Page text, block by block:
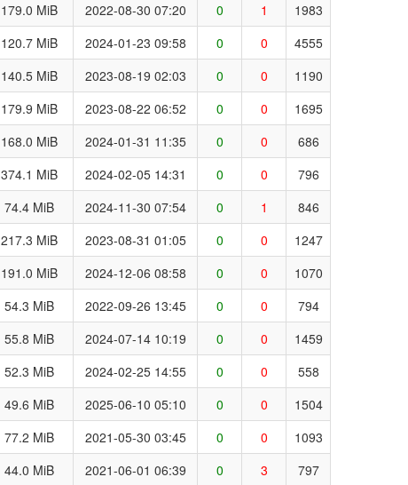
179.0 MiB 2022-08-30 07:20 0 1
1983
120.7 MiB 2024-01-23 09:58 0 0
4555
140.5 MiB 2023-08-19 02:03 0 0
1190
179.9 MiB 2023-08-22 06:52 0 0
1695
168.0 MiB 2024-01-31 11:35 0 0
686
374.1 MiB 2024-02-05 14:31 0 0
796
74.4 MiB 2024-11-30 07:54 0 1
846
217.3 MiB 2023-08-31 01:05 0 0
1247
191.0 MiB 2024-12-06 08:58 0 0
1070
54.3 MiB 2022-09-26 13:45 0 0
794
55.8 MiB 2024-07-14 10:19 0 0
1459
52.3 MiB 2024-02-25 14:55 0 0
558
49.6 MiB 2025-06-10 05:10 0 0
1504
77.2 MiB 2021-05-30 03:45 0 0
1093
44.0 MiB 2021-06-01 06:39 0 3
797